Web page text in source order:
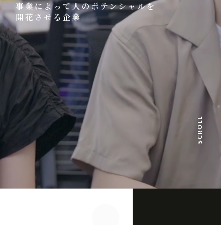
事業によって人のポテンシャルを
開花させる企業
SCROLL